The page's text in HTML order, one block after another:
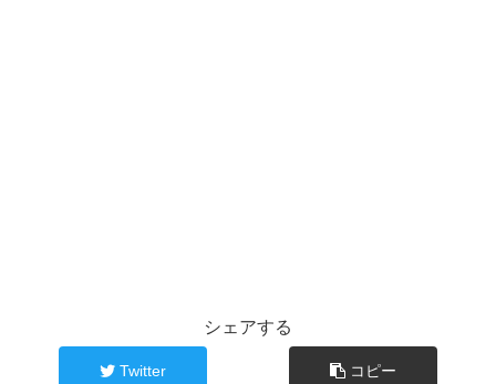
シェアする
Twitter コピー